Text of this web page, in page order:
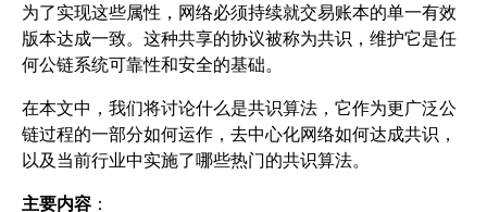
为了实现这些属性，网络必须持续就交易账本的单一有效
版本达成一致。这种共享的协议被称为共识，维护它是任
何公链系统可靠性和安全的基础。
在本文中，我们将讨论什么是共识算法，它作为更广泛公
链过程的一部分如何运作，去中心化网络如何达成共识，
以及当前行业中实施了哪些热门的共识算法。
主要内容 ：